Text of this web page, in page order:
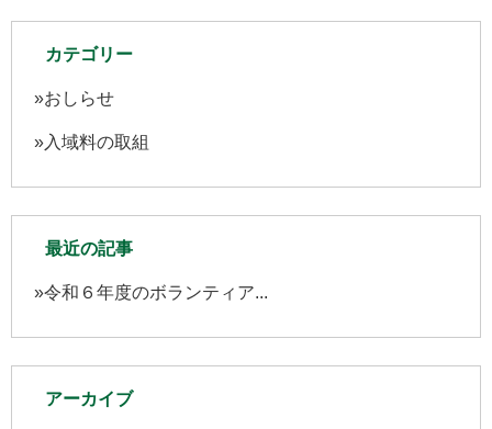
カテゴリー
おしらせ
入域料の取組
最近の記事
令和６年度のボランティア...
アーカイブ